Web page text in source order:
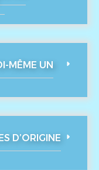
MÊME UN
D’ORIGINE